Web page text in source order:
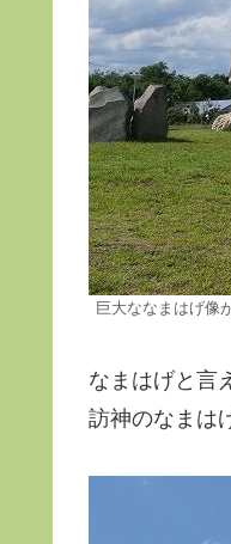
巨大ななまはげ像
なまはげと言
訪神のなまは